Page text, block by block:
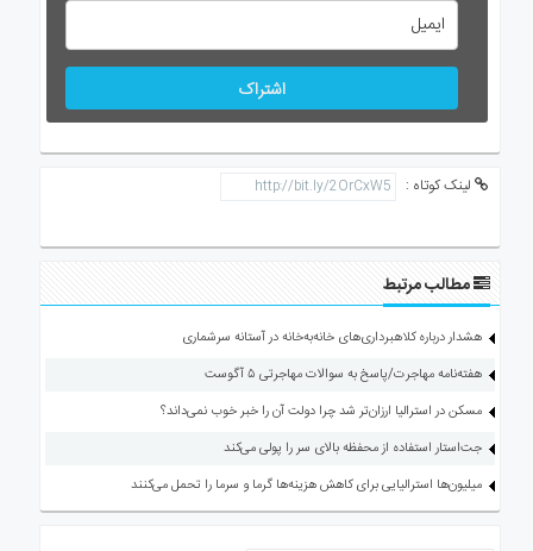
اشتراک
لینک کوتاه :
مطالب مرتبط
هشدار درباره کلاهبرداری‌های خانه‌به‌خانه در آستانه سرشماری
هفته‌نامه مهاجرت/پاسخ به سوالات مهاجرتی ۵ آگوست
مسکن در استرالیا ارزان‌تر شد چرا دولت آن را خبر خوب نمی‌داند؟
جت‌استار استفاده از محفظه بالای سر را پولی می‌کند
میلیون‌ها استرالیایی برای کاهش هزینه‌ها گرما و سرما را تحمل می‌کنند